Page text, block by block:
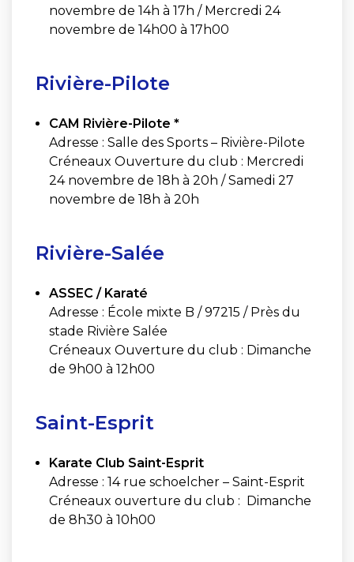
novembre de 14h à 17h / Mercredi 24
novembre de 14h00 à 17h00
Rivière-Pilote
CAM Rivière-Pilote *
Adresse : Salle des Sports – Rivière-Pilote
Créneaux Ouverture du club : Mercredi
24 novembre de 18h à 20h / Samedi 27
novembre de 18h à 20h
Rivière-Salée
ASSEC / Karaté
Adresse : École mixte B / 97215 / Près du
stade Rivière Salée
Créneaux Ouverture du club : Dimanche
de 9h00 à 12h00
Saint-Esprit
Karate Club Saint-Esprit
Adresse : 14 rue schoelcher – Saint-Esprit
Créneaux ouverture du club : Dimanche
de 8h30 à 10h00